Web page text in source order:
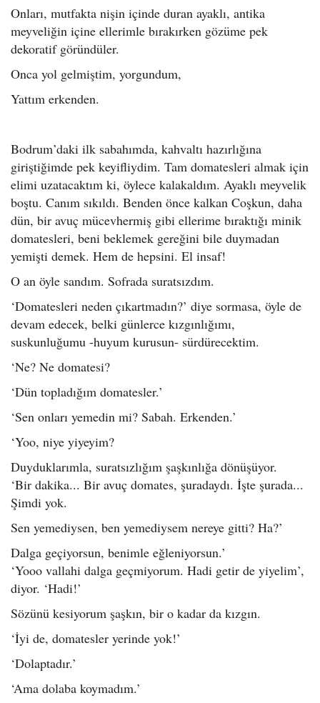
Onları, mutfakta nişin içinde duran ayaklı, antika
meyveliğin içine ellerimle bırakırken gözüme pek
dekoratif göründüler.
Onca yol gelmiştim, yorgundum,
Yattım erkenden.
Bodrum’daki ilk sabahımda, kahvaltı hazırlığına
giriştiğimde pek keyifliydim. Tam domatesleri almak için
elimi uzatacaktım ki, öylece kalakaldım. Ayaklı meyvelik
boştu. Canım sıkıldı. Benden önce kalkan Coşkun, daha
dün, bir avuç mücevhermiş gibi ellerime bıraktığı minik
domatesleri, beni beklemek gereğini bile duymadan
yemişti demek. Hem de hepsini. El insaf!
O an öyle sandım. Sofrada suratsızdım.
‘Domatesleri neden çıkartmadın?’ diye sormasa, öyle de
devam edecek, belki günlerce kızgınlığımı,
suskunluğumu -huyum kurusun- sürdürecektim.
‘Ne? Ne domatesi?
‘Dün topladığım domatesler.’
‘Sen onları yemedin mi? Sabah. Erkenden.’
‘Yoo, niye yiyeyim?
Duyduklarımla, suratsızlığım şaşkınlığa dönüşüyor.
‘Bir dakika... Bir avuç domates, şuradaydı. İşte şurada...
Şimdi yok.
Sen yemediysen, ben yemediysem nereye gitti? Ha?’
Dalga geçiyorsun, benimle eğleniyorsun.’
‘Yooo vallahi dalga geçmiyorum. Hadi getir de yiyelim’,
diyor. ‘Hadi!’
Sözünü kesiyorum şaşkın, bir o kadar da kızgın.
‘İyi de, domatesler yerinde yok!’
‘Dolaptadır.’
‘Ama dolaba koymadım.’